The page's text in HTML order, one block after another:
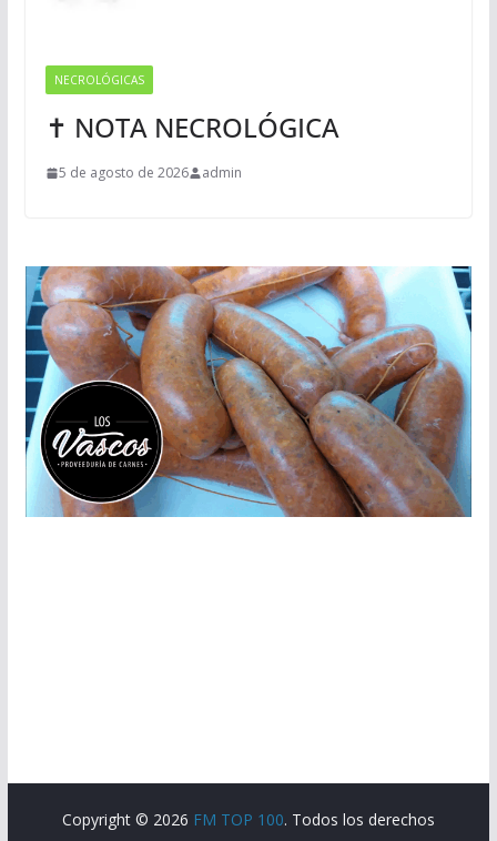
NECROLÓGICAS
✝ NOTA NECROLÓGICA
5 de agosto de 2026 admin
Copyright © 2026 FM TOP 100. Todos los derechos